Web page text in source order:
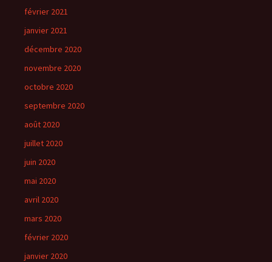
février 2021
janvier 2021
décembre 2020
novembre 2020
octobre 2020
septembre 2020
août 2020
juillet 2020
juin 2020
mai 2020
avril 2020
mars 2020
février 2020
janvier 2020